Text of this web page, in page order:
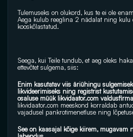
Tulemuseks on olukord, kus te ei ole
Aega kulub reeglina 2 nädalat ning kulu
kooskõlastatud.
Seega, kui Teile tundub, et aeg oleks
ettevõtet sulgema, siis:
Enim kasutatav viis äriühingu
likvideerimiseks ning registrist
osaluse müük likvidaator.com
likvidaator.com meeskond korraldab
vajadusel pankrotimenetluse ning
See on kaasajal kõige kiirem, mugavam